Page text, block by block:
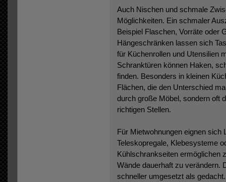
Auch Nischen und schmale
Möglichkeiten. Ein schmaler
Beispiel Flaschen, Vorräte oder
Hängeschränken lassen sich
für Küchenrollen und Utensilien
Schranktüren können Haken,
finden. Besonders in kleinen
Flächen, die den Unterschied
durch große Möbel, sondern oft
richtigen Stellen.
Für Mietwohnungen eignen sich
Teleskopregale, Klebesysteme
Kühlschrankseiten ermöglichen
Wände dauerhaft zu verändern.
schneller umgesetzt als